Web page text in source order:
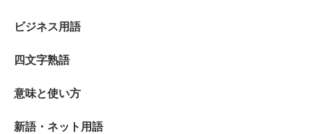
ビジネス用語
四文字熟語
意味と使い方
新語・ネット用語